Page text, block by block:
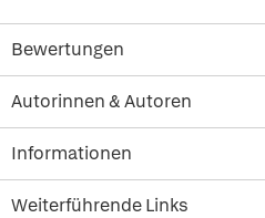
Bewertungen
Autorinnen & Autoren
Informationen
Weiterführende Links